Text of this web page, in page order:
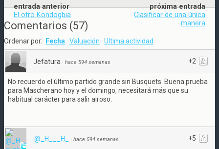
entrada anterior
El otro Kondogbia
próxima entrada
Clasificar de una única
manera
Comentarios (57)
Ordenar por: Fecha Valuación Ultima actividad
+2
Jefatura · hace 594 semanas
No recuerdo el último partido grande sin Busquets. Buena prueba
para Mascherano hoy y el domingo, necesitará más que su
habitual carácter para salir airoso.
+5
@_H___H_ · hace 594 semanas